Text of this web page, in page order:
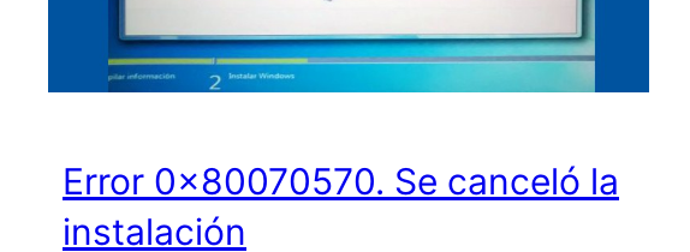
Error 0x80070570. Se canceló la
instalación